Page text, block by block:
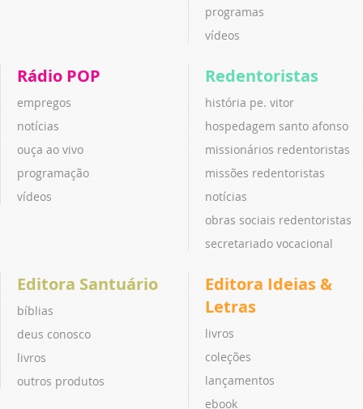
programas
vídeos
Rádio POP
empregos
notícias
ouça ao vivo
programação
vídeos
Redentoristas
história pe. vitor
hospedagem santo afonso
missionários redentoristas
missões redentoristas
notícias
obras sociais redentoristas
secretariado vocacional
Editora Santuário
bíblias
deus conosco
livros
outros produtos
Editora Ideias &
Letras
livros
coleções
lançamentos
ebook